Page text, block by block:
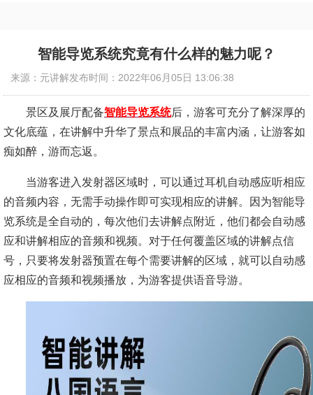
智能导览系统究竟有什么样的魅力呢？
来源：元讲解发布时间：2022年06月05日 13:06:38
景区及展厅配备智能导览系统后，游客可充分了解深厚的
文化底蕴，在讲解中升华了景点和展品的丰富内涵，让游客如
痴如醉，游而忘返。
当游客进入发射器区域时，可以通过耳机自动感应听相应
的音频内容，无需手动操作即可实现相应的讲解。因为智能导
览系统是全自动的，每次他们去讲解点附近，他们都会自动感
应和讲解相应的音频和视频。对于任何覆盖区域的讲解点信
号，只要将发射器预置在每个需要讲解的区域，就可以自动感
应相应的音频和视频播放，为游客提供语音导游。